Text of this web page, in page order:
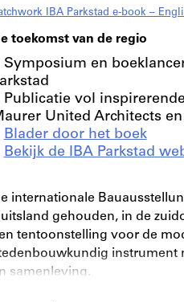
IBA Parkstad e-book –
toekomst van de regio
Symposium en
Publicatie vol
United Architects
Blader door het boek
Bekijk de IBA Parkstad
internationale
gehouden, in de
tentoonstelling voor de
instrument
samenleving.